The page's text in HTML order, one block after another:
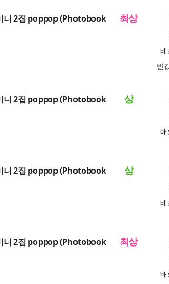
니 2집 poppop (Photobook 최상
배
반
니 2집 poppop (Photobook 상
배
니 2집 poppop (Photobook 상
배
니 2집 poppop (Photobook 최상
배